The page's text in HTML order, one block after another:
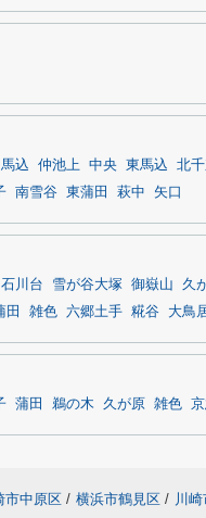
込 仲池上 中央 東馬込 北
南雪谷 東蒲田 萩中 矢口
石川台 雪が谷大塚 御嶽山 久
田 雑色 六郷土手 糀谷 大鳥
蒲田 鵜の木 久が原 雑色
市中原区 / 横浜市鶴見区 / 川